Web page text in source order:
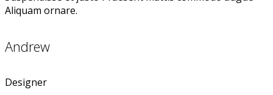
Aliquam ornare.
Andrew
Designer